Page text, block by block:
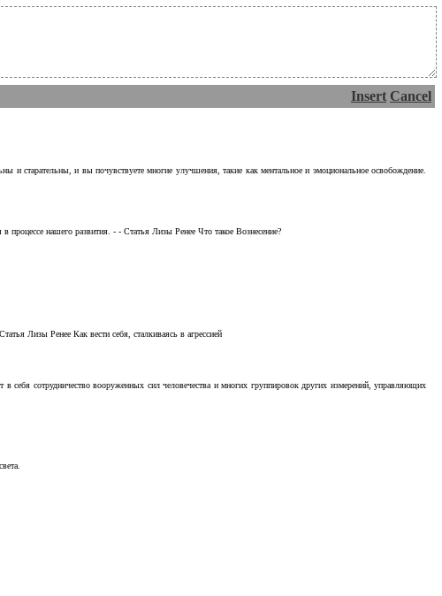
Insert Cancel
и старательны, и вы почувствуете многие улучшения, такие как ментальное и эмоциональное освобождение.
нашего развития. - - Статья Лизы Ренее Что такое Вознесение?
Лизы Ренее Как вести себя, сталкиваясь в агрессией
себя сотрудничество вооруженных сил человечества и многих группировок других измерений, управляющих